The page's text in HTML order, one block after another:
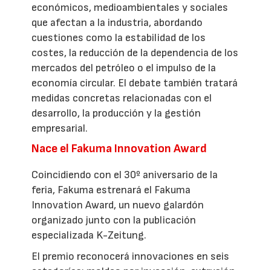
económicos, medioambientales y sociales
que afectan a la industria, abordando
cuestiones como la estabilidad de los
costes, la reducción de la dependencia de los
mercados del petróleo o el impulso de la
economía circular. El debate también tratará
medidas concretas relacionadas con el
desarrollo, la producción y la gestión
empresarial.
Nace el Fakuma Innovation Award
Coincidiendo con el 30º aniversario de la
feria, Fakuma estrenará el Fakuma
Innovation Award, un nuevo galardón
organizado junto con la publicación
especializada K-Zeitung.
El premio reconocerá innovaciones en seis